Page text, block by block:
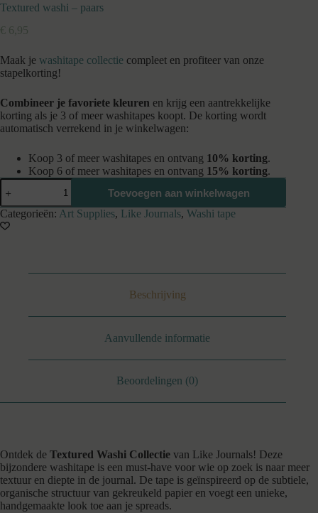
Textured washi – paars
€ 6,95
Maak je washitape collectie compleet en profiteer van onze
stapelkorting!
Combineer je favoriete kleuren en krijg een aantrekkelijke
korting als je 3 of meer washitapes koopt. De korting wordt
automatisch verrekend in je winkelwagen:
Koop 3 of meer washitapes en ontvang 10% korting.
Koop 6 of meer washitapes en ontvang 15% korting.
Textured
washi
-
paars
aantal
Toevoegen aan winkelwagen
Categorieën: Art Supplies, Like Journals, Washi tape
Beschrijving
Aanvullende informatie
Beoordelingen (0)
Ontdek de Textured Washi Collectie van Like Journals! Deze
bijzondere washitape is een must-have voor wie op zoek is naar meer
textuur en diepte in de journal. De tape is geïnspireerd op de subtiele,
organische structuur van gekreukeld papier en voegt een unieke,
handgemaakte look toe aan je spreads.